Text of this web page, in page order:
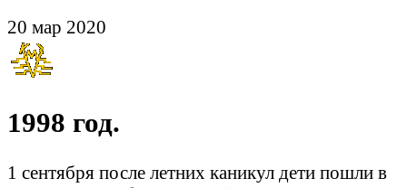
20 мар 2020
1998 год.
1 сентября после летних каникул дети пошли в